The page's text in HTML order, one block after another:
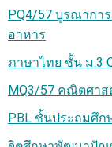
PQ4/57 บูรณากา
อาหาร
ภาษาไทย ชั้น ม.3
MQ3/57 คณิตศา
PBL ชั้นประถมศึก